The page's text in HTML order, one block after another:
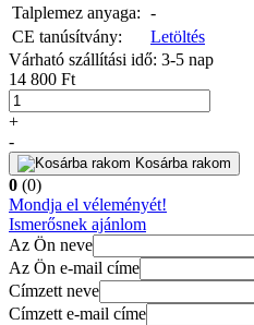
Talplemez anyaga: -
CE tanúsítvány:
Letöltés
Várható szállítási idő: 3-5 nap
14 800 Ft
+
-
Kosárba rakom
0 (0)
Mondja el véleményét!
Ismerősnek ajánlom
Az Ön neve
Az Ön e-mail címe
Címzett neve
Címzett e-mail címe